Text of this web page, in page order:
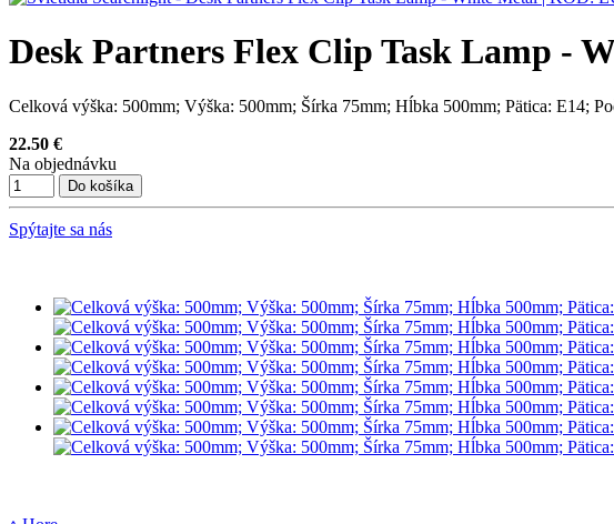
Desk Partners Flex Clip Task Lamp -
Celková výška: 500mm; Výška: 500mm; Šírka 75mm; Hĺbka 500mm; Pätica: E14;
22.50 €
Na objednávku
Spýtajte sa nás